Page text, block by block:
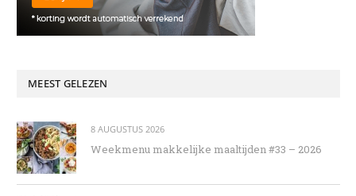
MEEST GELEZEN
8 AUGUSTUS 2026
Weekmenu makkelijke maaltijden #33 – 2026